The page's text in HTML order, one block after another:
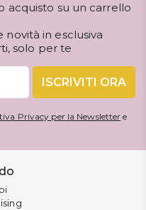
acquisto su un carrello
in esclusiva
solo per te
ISCRIVITI ORA
Privacy per la Newsletter e